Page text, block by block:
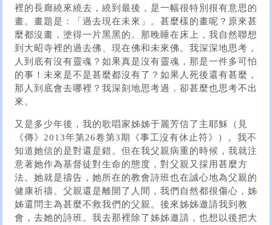
裡的長廊繞來繞去，繞到最後，是一幅很特別很有意思的
畫。畫題是：「過去現在未來」。甚麼樣的畫呢？原來甚
麼都沒畫，塗得一片黑黑的。那晚睡在床上，我自然聯想
到大昭寺裡的過去佛、現在佛和未來佛。我深深地思考，
人到底有沒有靈魂？如果真是沒有靈魂，那是一件多可怕
的事！未來是不是甚麼都沒有了？如果人死後還有甚麼，
那人到底會去哪裡？我深刻地思考過，卻甚麼也思考不出
來。
又是多少年後，我的歌唱家姊姊于麗芳信了主耶穌（見
《傳》2013年第26卷第3期《事工沒有休止符》）。我不
知道她信的是對還是錯。但在我父親病重的時候，我就注
意著她作為基督徒對生命的態度，對父親又採用甚麼方
法。她就是禱告，她所在的教會詩班也在誠心地為父親的
健康祈禱。父親還是離開了人間，我們自然都很傷心，姊
姊還問主為甚麼不救我們的父親。後來姊姊邀請我到教
會，去她的詩班。我去那裡除了姊姊邀請，也想以後把大